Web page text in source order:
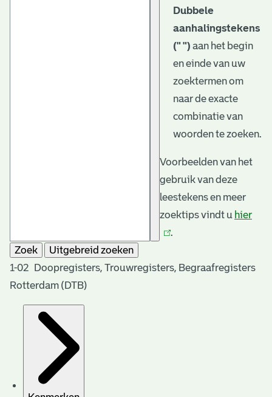
Dubbele
aanhalingstekens
(" ") aan het begin
en einde van uw
zoektermen om
naar de exacte
combinatie van
woorden te zoeken.
Voorbeelden van het
gebruik van deze
leestekens en meer
zoektips vindt u hier
.
Zoek
Uitgebreid zoeken
1-02 Doopregisters, Trouwregisters, Begraafregisters
Rotterdam (DTB)